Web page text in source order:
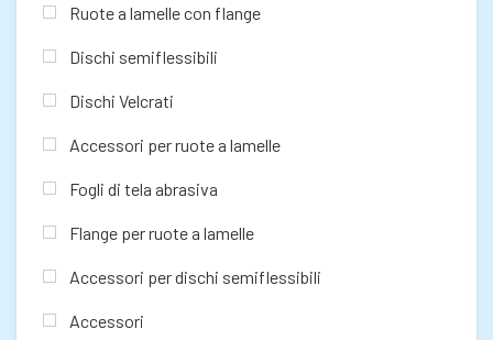
Ruote a lamelle con flange
Dischi semiflessibili
Dischi Velcrati
Accessori per ruote a lamelle
Fogli di tela abrasiva
Flange per ruote a lamelle
Accessori per dischi semiflessibili
Accessori